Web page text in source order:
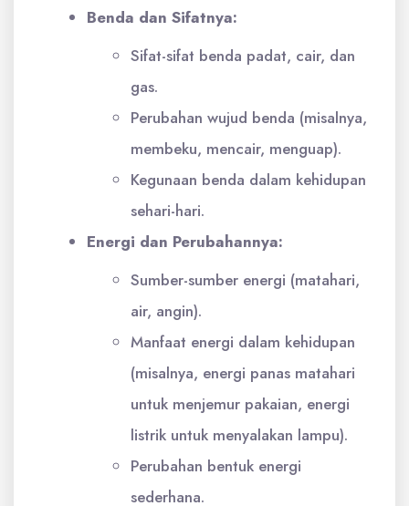
Benda dan Sifatnya:
Sifat-sifat benda padat, cair, dan
gas.
Perubahan wujud benda (misalnya,
membeku, mencair, menguap).
Kegunaan benda dalam kehidupan
sehari-hari.
Energi dan Perubahannya:
Sumber-sumber energi (matahari,
air, angin).
Manfaat energi dalam kehidupan
(misalnya, energi panas matahari
untuk menjemur pakaian, energi
listrik untuk menyalakan lampu).
Perubahan bentuk energi
sederhana.